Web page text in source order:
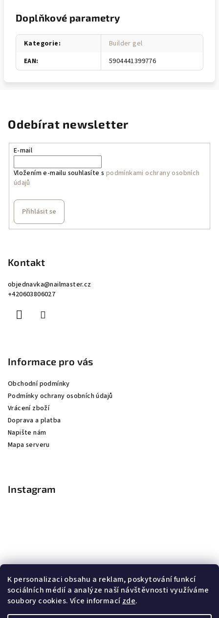
K personalizaci obsahu a reklam, poskytování funkcí
sociálních médií a analýze naší návštěvnosti využíváme
soubory cookies. Více informacízde.
Doplňkové parametry
Kategorie:
Builder gel
EAN: 5904441399776
Odebírat newsletter
E-mail
Vložením e-mailu souhlasíte s podmínkami ochrany osobních
údajů
Přihlásit se
Kontakt
objednavka@nailmaster.cz
+420603806027
Informace pro vás
Obchodní podmínky
Podmínky ochrany osobních údajů
Vrácení zboží
Doprava a platba
Napište nám
Mapa serveru
Instagram